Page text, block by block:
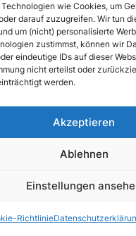
wie Cookies, um
darauf zuzugreifen. Wir tun
um (nicht) personalisierte
zustimmst, können wir
eindeutige IDs auf dieser
nicht erteilst oder
werden.
Akzeptieren
Ablehnen
Einstellungen
Richtlinie
Torrent Nano
du eine
Builds und Videos,